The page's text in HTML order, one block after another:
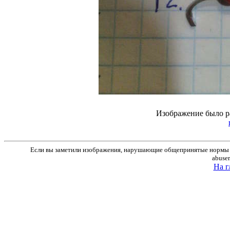
Изображение было
Если вы заметили изображения, нарушающие общепринятые нормы
На